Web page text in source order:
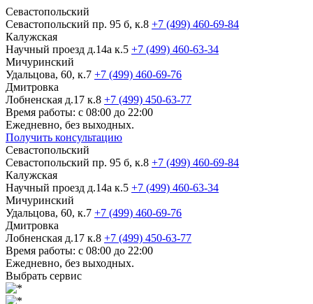
Севастопольский
Севастопольский пр. 95 б, к.8 +7 (499) 460-69-84
Калужская
Научный проезд д.14а к.5 +7 (499) 460-63-34
Мичуринский
Удальцова, 60, к.7 +7 (499) 460-69-76
Дмитровка
Лобненская д.17 к.8 +7 (499) 450-63-77
Время работы: с 08:00 до 22:00
Ежедневно, без выходных.
Получить консультацию
Севастопольский
Севастопольский пр. 95 б, к.8 +7 (499) 460-69-84
Калужская
Научный проезд д.14а к.5 +7 (499) 460-63-34
Мичуринский
Удальцова, 60, к.7 +7 (499) 460-69-76
Дмитровка
Лобненская д.17 к.8 +7 (499) 450-63-77
Время работы: с 08:00 до 22:00
Ежедневно, без выходных.
Выбрать сервис